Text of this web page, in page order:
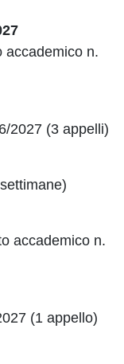
accademico n.
2027 (3 appelli)
accademico n.
(1 appello)